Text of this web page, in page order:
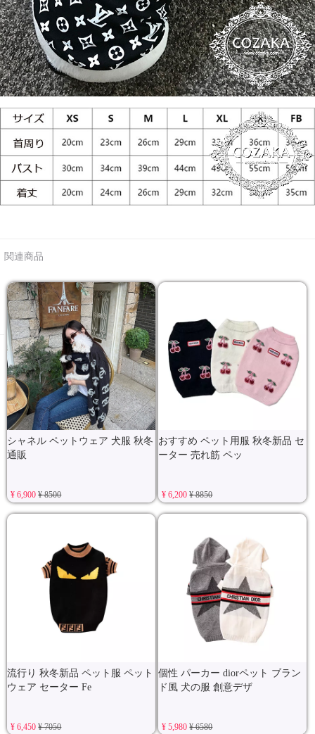
関連商品
シャネル ペットウェア 犬服 秋冬
通販
¥ 6,900¥ 8500
おすすめ ペット用服 秋冬新品 セ
ーター 売れ筋 ペッ
¥ 6,200¥ 8850
流行り 秋冬新品 ペット服 ペット
ウェア セーター Fe
¥ 6,450¥ 7050
個性 パーカー diorペット ブラン
ド風 犬の服 創意デザ
¥ 5,980¥ 6580